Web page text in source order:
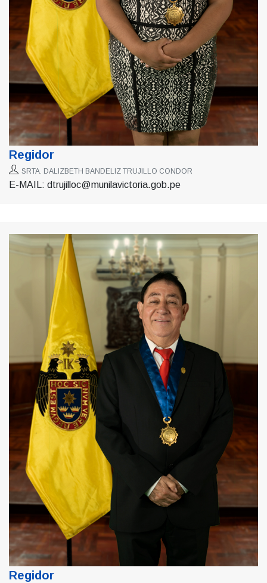
Regidor
SRTA. DALIZBETH BANDELIZ TRUJILLO CONDOR
E-MAIL: dtrujilloc@munilavictoria.gob.pe
Regidor